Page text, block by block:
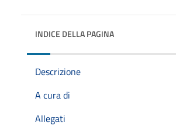
INDICE DELLA PAGINA
Descrizione
A cura di
Allegati